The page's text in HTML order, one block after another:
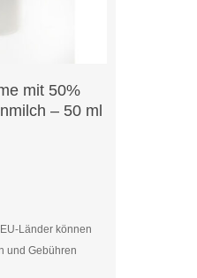
mit 50%
– 50 ml
Länder können
und Gebühren